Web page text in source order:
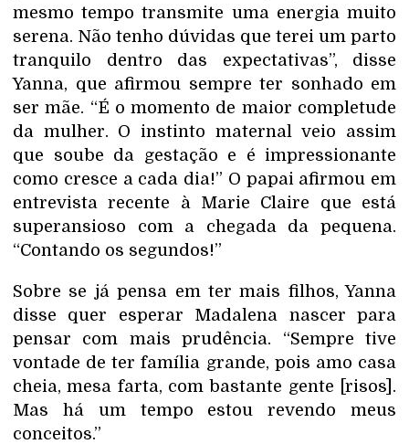
mesmo tempo transmite uma energia muito
serena. Não tenho dúvidas que terei um parto
tranquilo dentro das expectativas”, disse
Yanna, que afirmou sempre ter sonhado em
ser mãe. “É o momento de maior completude
da mulher. O instinto maternal veio assim
que soube da gestação e é impressionante
como cresce a cada dia!” O papai afirmou em
entrevista recente à Marie Claire que está
superansioso com a chegada da pequena.
“Contando os segundos!”
Sobre se já pensa em ter mais filhos, Yanna
disse quer esperar Madalena nascer para
pensar com mais prudência. “Sempre tive
vontade de ter família grande, pois amo casa
cheia, mesa farta, com bastante gente [risos].
Mas há um tempo estou revendo meus
conceitos.”